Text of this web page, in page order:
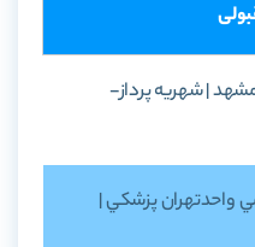
| شهريه پرداز-
واحدتهران پزشکي |